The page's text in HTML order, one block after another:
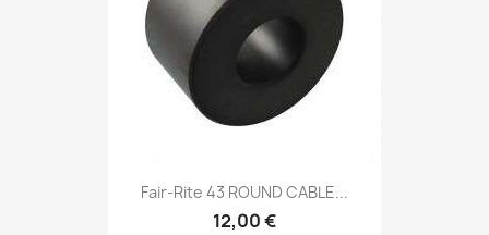
Fair-Rite 43 ROUND CABLE...
12,00 €